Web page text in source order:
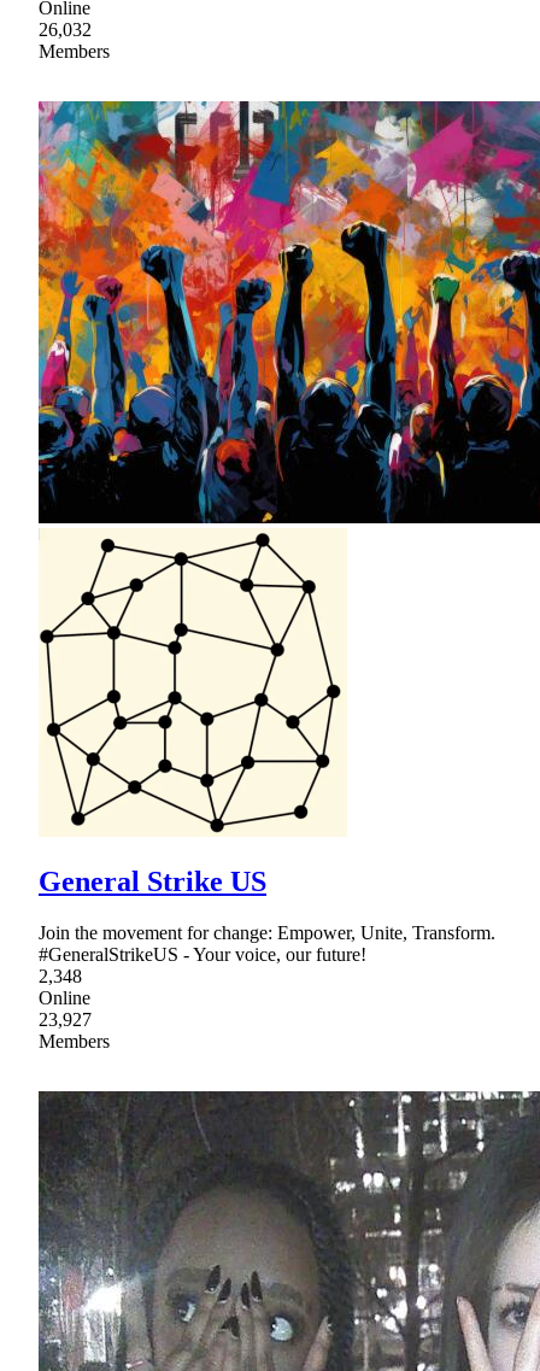
Online
26,032
Members
General Strike US
Join the movement for change: Empower, Unite, Transform.
#GeneralStrikeUS - Your voice, our future!
2,348
Online
23,927
Members